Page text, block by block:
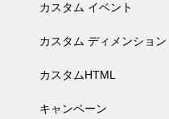
カスタム イベント
カスタム ディメンション
カスタムHTML
キャンペーン